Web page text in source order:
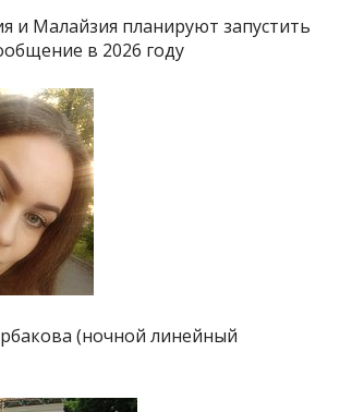
и Малайзия планируют запустить
в 2026 году
(ночной линейный